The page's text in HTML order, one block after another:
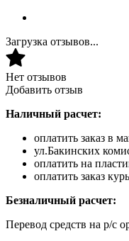
Загрузка отзывов...
Нет отзывов
Добавить отзыв
Наличный расчет:
оплатить заказ в
ул.Бакинских
оплатить на
оплатить заказ
Безналичный расчет:
Перевод средств на р/с